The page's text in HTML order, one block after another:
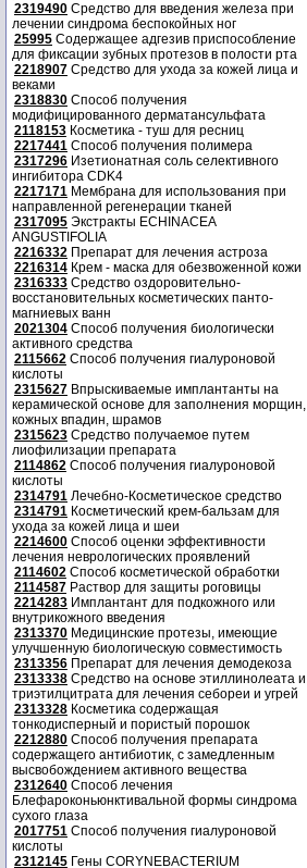
2319490 Средство для введения железа при
лечении синдрома беспокойных ног
25995 Содержащее адгезив приспособление
для фиксации зубных протезов в полости рта
2218907 Средство для ухода за кожей лица и
веками
2318830 Способ получения
модифицированного дерматансульфата
2118153 Косметика - туш для ресниц
2217441 Способ получения полимера
2317296 Изетионатная соль селективного
ингибитора CDK4
2217171 Мембрана для использования при
направленной регенерации тканей
2317095 Экстракты ECHINACEA
ANGUSTIFOLIA
2216332 Препарат для лечения астроза
2216314 Крем - маска для обезвоженной кожи
2316333 Средство оздоровительно-
восстановительных косметических панто-
магниевых ванн
2021304 Способ получения биологически
активного средства
2115662 Способ получения гиалуроновой
кислоты
2315627 Впрыскиваемые имплантанты на
керамической основе для заполнения морщин,
кожных впадин, шрамов
2315623 Средство получаемое путем
лиофилизации препарата
2114862 Способ получения гиалуроновой
кислоты
2314791 Лечебно-Косметическое средство
2314791 Косметический крем-бальзам для
ухода за кожей лица и шеи
2214600 Способ оценки эффективности
лечения неврологических проявлений
2114602 Способ косметической обработки
2114587 Раствор для защиты роговицы
2214283 Имплантант для подкожного или
внутрикожного введения
2313370 Медицинские протезы, имеющие
улучшенную биологическую совместимость
2313356 Препарат для лечения демодекоза
2313338 Средство на основе этиллинолеата и
триэтилцитрата для лечения себореи и угрей
2313328 Косметика содержащая
тонкодисперный и пористый порошок
2212880 Способ получения препарата
содержащего антибиотик, с замедленным
высвобождением активного вещества
2312640 Способ лечения
Блефароконьюнктивальной формы синдрома
сухого глаза
2017751 Способ получения гиалуроновой
кислоты
2312145 Гены CORYNEBACTERIUM